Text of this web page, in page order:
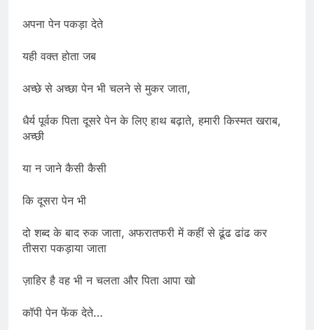
अपना पेन पकड़ा देते
यही वक्त होता जब
अच्छे से अच्छा पेन भी चलने से मुकर जाता,
धैर्य पूर्वक पिता दूसरे पेन के लिए हाथ बढ़ाते, हमारी किस्मत खराब,
अच्छी
या न जाने कैसी कैसी
कि दूसरा पेन भी
दो शब्द के बाद रुक जाता, अफरातफरी में कहीं से ढूंढ ढांढ कर
तीसरा पकड़ाया जाता
ज़ाहिर है वह भी न चलता और पिता आपा खो
कॉपी पेन फेंक देते…